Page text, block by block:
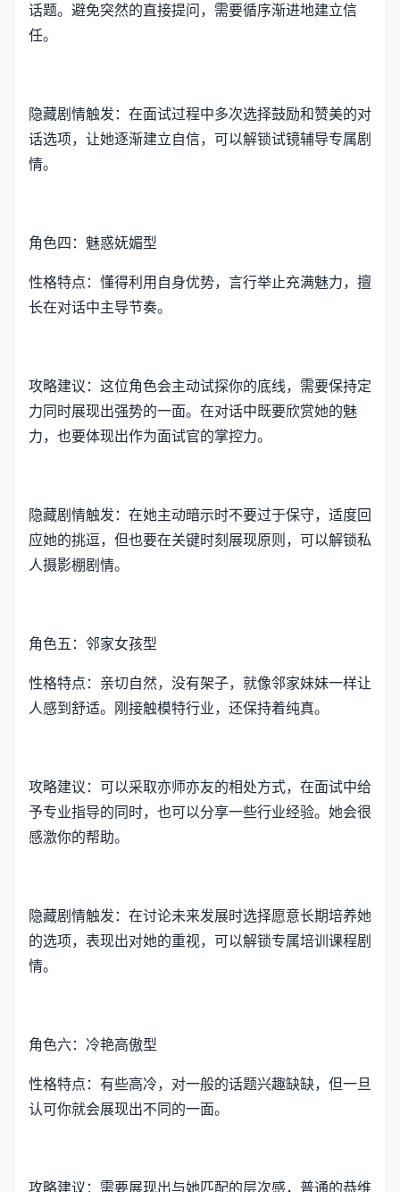
话题。避免突然的直接提问，需要循序渐进地建立信
任。
隐藏剧情触发：在面试过程中多次选择鼓励和赞美的对
话选项，让她逐渐建立自信，可以解锁试镜辅导专属剧
情。
角色四：魅惑妩媚型
性格特点：懂得利用自身优势，言行举止充满魅力，擅
长在对话中主导节奏。
攻略建议：这位角色会主动试探你的底线，需要保持定
力同时展现出强势的一面。在对话中既要欣赏她的魅
力，也要体现出作为面试官的掌控力。
隐藏剧情触发：在她主动暗示时不要过于保守，适度回
应她的挑逗，但也要在关键时刻展现原则，可以解锁私
人摄影棚剧情。
角色五：邻家女孩型
性格特点：亲切自然，没有架子，就像邻家妹妹一样让
人感到舒适。刚接触模特行业，还保持着纯真。
攻略建议：可以采取亦师亦友的相处方式，在面试中给
予专业指导的同时，也可以分享一些行业经验。她会很
感激你的帮助。
隐藏剧情触发：在讨论未来发展时选择愿意长期培养她
的选项，表现出对她的重视，可以解锁专属培训课程剧
情。
角色六：冷艳高傲型
性格特点：有些高冷，对一般的话题兴趣缺缺，但一旦
认可你就会展现出不同的一面。
攻略建议：需要展现出与她匹配的层次感，普通的恭维